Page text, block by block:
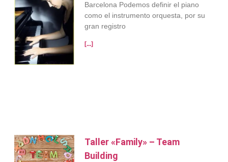
Barcelona Podemos definir el piano
como el instrumento orquesta, por su
gran registro
[...]
Taller «Family» – Team
Building